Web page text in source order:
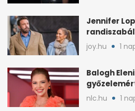
Jennifer
amit a
joy.hu 1
Balogh
külseje
nlc.hu 1